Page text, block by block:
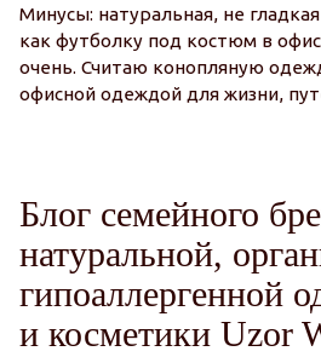
Минусы: натуральная, не
как футболку под костюм в
очень. Считаю конопляную
офисной одеждой для жизни,
Блог семейного
натуральной,
гипоаллергенной
и косметики Uzor